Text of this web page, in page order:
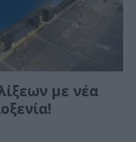
με νέα